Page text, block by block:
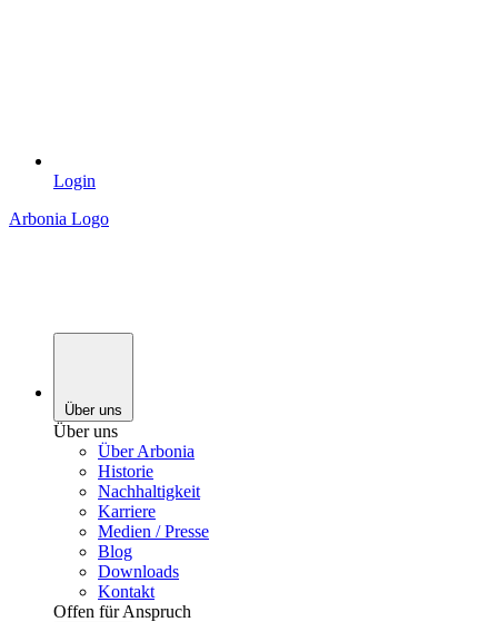
Login
Arbonia Logo
Über uns
Über uns
Über Arbonia
Historie
Nachhaltigkeit
Karriere
Medien / Presse
Blog
Downloads
Kontakt
Offen für Anspruch